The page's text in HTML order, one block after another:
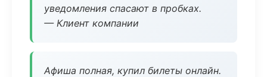
уведомления спасают в пробках.
— Клиент компании
Афиша полная, купил билеты онлайн.